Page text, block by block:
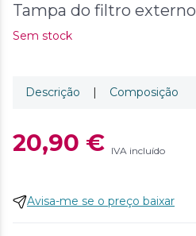
Tampa do filtro externo
Sem stock
Descrição | Composição
20,90 € IVA incluído
Avisa-me se o preço baixar